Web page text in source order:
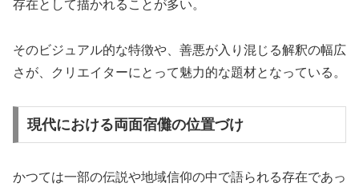
存在として描かれることが多い。
そのビジュアル的な特徴や、善悪が入り混じる解釈の幅広
さが、クリエイターにとって魅力的な題材となっている。
現代における両面宿儺の位置づけ
かつては一部の伝説や地域信仰の中で語られる存在であっ